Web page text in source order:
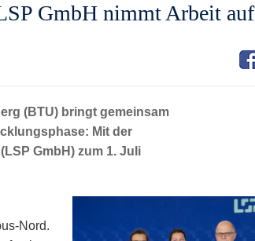
GmbH nimmt Arbeit auf
(BTU) bringt gemeinsam
Mit der
GmbH) zum 1. Juli
Nord.